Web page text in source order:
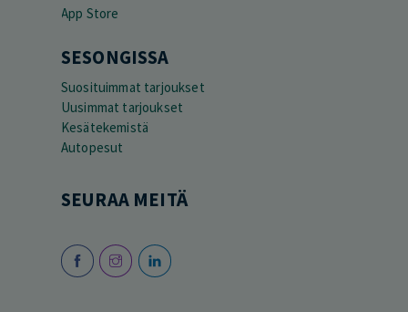
SESONGISSA
Suosituimmat tarjoukset
Uusimmat tarjoukset
Kesätekemistä
Autopesut
SEURAA MEITÄ